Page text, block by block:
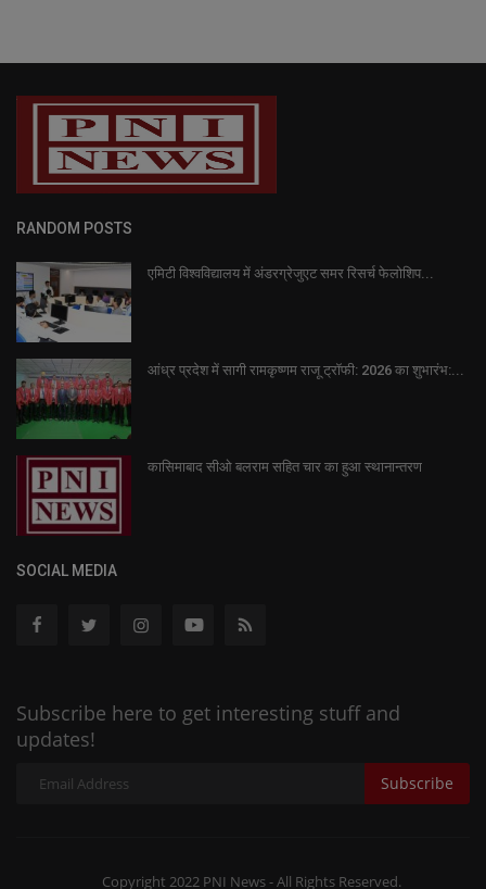
RANDOM POSTS
एमिटी विश्वविद्यालय में अंडरग्रेजुएट समर रिसर्च फेलोशिप...
आंध्र प्रदेश में सागी रामकृष्णम राजू ट्रॉफी: 2026 का शुभारंभ:...
कासिमाबाद सीओ बलराम सहित चार का हुआ स्थानान्तरण
SOCIAL MEDIA
Subscribe here to get interesting stuff and
updates!
Subscribe
Copyright 2022 PNI News - All Rights Reserved.